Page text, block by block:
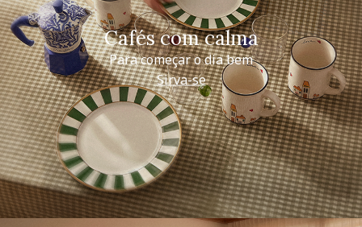
Cafés com calma
Para começar o dia bem
Sirva-se